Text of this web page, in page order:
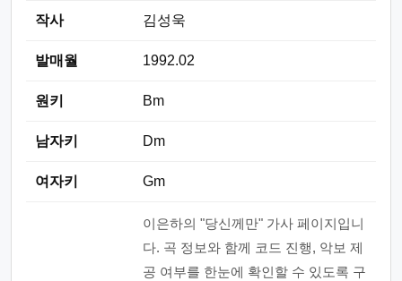
작사 김성욱
발매월 1992.02
원키 Bm
남자키 Dm
여자키 Gm
이은하의 "당신께만" 가사 페이지입니
다. 곡 정보와 함께 코드 진행, 악보 제
공 여부를 한눈에 확인할 수 있도록 구